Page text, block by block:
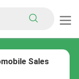
Sales